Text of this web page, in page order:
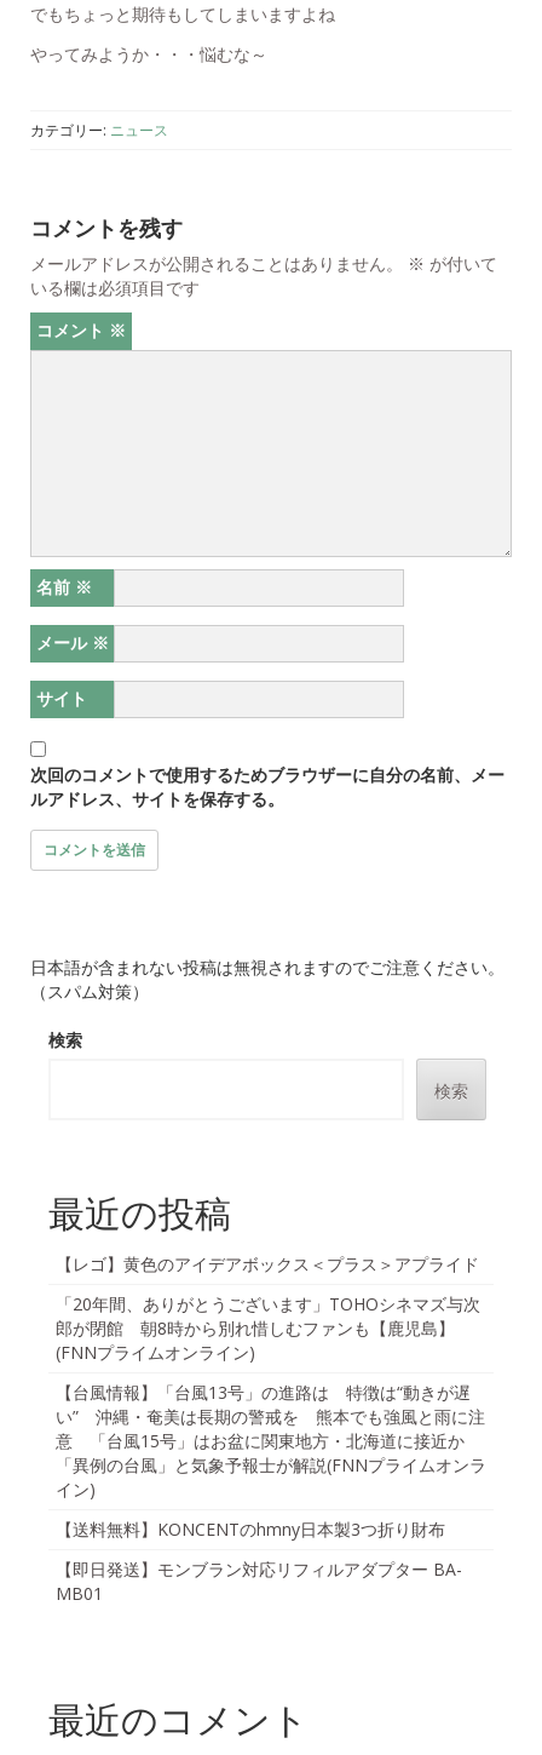
でもちょっと期待もしてしまいますよね
やってみようか・・・悩むな～
カテゴリー: ニュース
コメントを残す
メールアドレスが公開されることはありません。 ※ が付いて
いる欄は必須項目です
コメント ※
名前 ※
メール ※
サイト
次回のコメントで使用するためブラウザーに自分の名前、メー
ルアドレス、サイトを保存する。
日本語が含まれない投稿は無視されますのでご注意ください。
（スパム対策）
検索
検索
最近の投稿
【レゴ】黄色のアイデアボックス＜プラス＞アプライド
「20年間、ありがとうございます」TOHOシネマズ与次
郎が閉館 朝8時から別れ惜しむファンも【鹿児島】
(FNNプライムオンライン)
【台風情報】「台風13号」の進路は 特徴は“動きが遅
い” 沖縄・奄美は長期の警戒を 熊本でも強風と雨に注
意 「台風15号」はお盆に関東地方・北海道に接近か
「異例の台風」と気象予報士が解説(FNNプライムオンラ
イン)
【送料無料】KONCENTのhmny日本製3つ折り財布
【即日発送】モンブラン対応リフィルアダプター BA-
MB01
最近のコメント